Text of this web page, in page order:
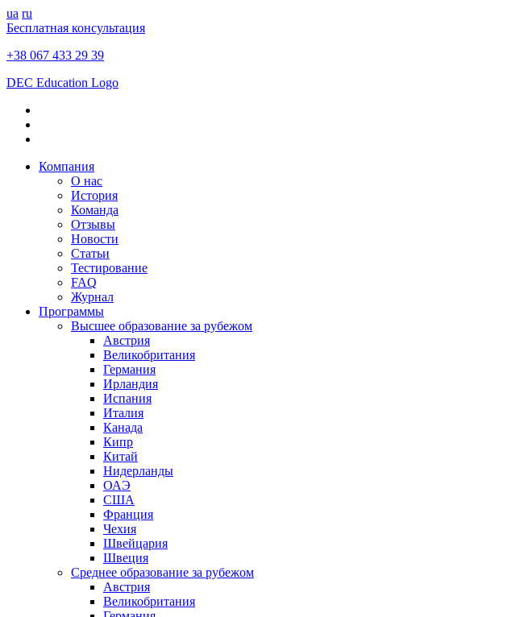
ua ru
Бесплатная консультация
+38 067 433 29 39
DEC Education Logo
Компания
О нас
История
Команда
Отзывы
Новости
Статьи
Тестирование
FAQ
Журнал
Программы
Высшее образование за рубежом
Австрия
Великобритания
Германия
Ирландия
Испания
Италия
Канада
Кипр
Китай
Нидерланды
ОАЭ
США
Франция
Чехия
Швейцария
Швеция
Среднее образование за рубежом
Австрия
Великобритания